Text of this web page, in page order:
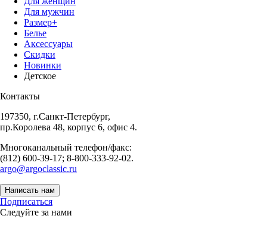
Для мужчин
Размер+
Белье
Аксессуары
Скидки
Новинки
Детское
Контакты
197350, г.Санкт-Петербург,
пр.Королева 48, корпус 6, офис 4.
Многоканальный телефон/факс:
(812) 600-39-17; 8-800-333-92-02.
argo@argoclassic.ru
Написать нам
Подписаться
Следуйте за нами